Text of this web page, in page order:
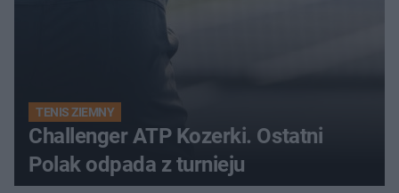
TENIS ZIEMNY
Challenger ATP Kozerki. Ostatni
Polak odpada z turnieju